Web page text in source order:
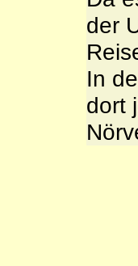
der
In
dort